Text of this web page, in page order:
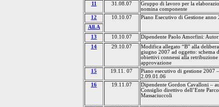
11
31.08.07 Gruppo di lavoro per la
nomina componente
12
10.10.07
Piano Esecutivo di Gestione
All.A
13
10.10.07 Dipendente Paolo Amorfini:
14
29.10.07
Modifica allegato “B” alla
giugno 2007 ad oggetto: schema
obiettivi connessi alla
approvazione
15
19.11. 07
Piano esecutivo di gestione 2007
2.09.01.06
16
19.11.07
Dipendente Gordon Cavalloni –
Consiglio direttivo dell’Ente
Massaciuccoli